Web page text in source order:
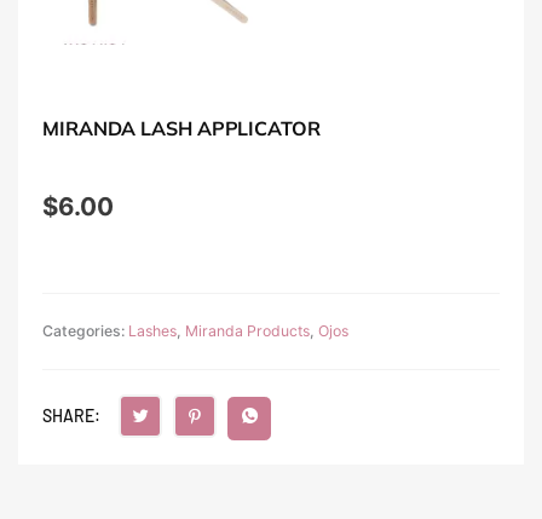
MIRANDA LASH APPLICATOR
$6.00
Categories: Lashes, Miranda Products, Ojos
SHARE: